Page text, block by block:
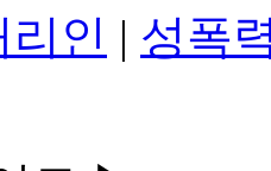
리인 | 성폭